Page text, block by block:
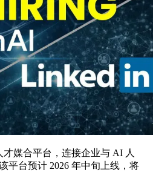
媒合平台，连接企业与 AI 人
平台预计 2026 年中旬上线，将